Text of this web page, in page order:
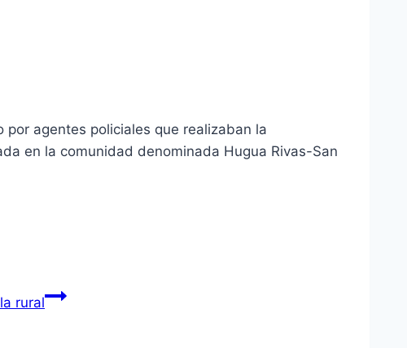
agentes policiales que realizaban la
en la comunidad denominada Hugua Rivas-San
rural